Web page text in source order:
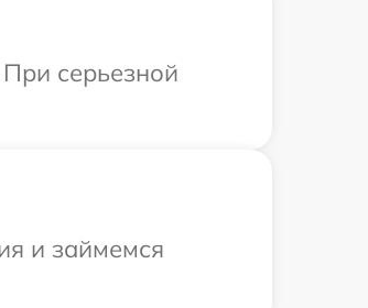
серьезной
и займемся